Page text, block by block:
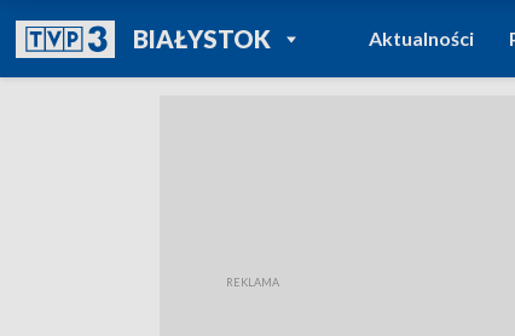
BIAŁYSTOKPOWRÓT DO
TVP REGIONY
Aktualności